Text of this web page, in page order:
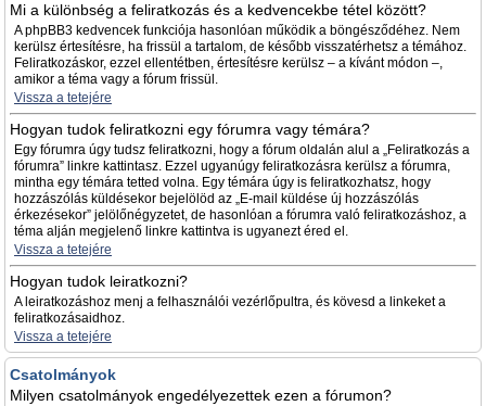
Mi a különbség a feliratkozás és a kedvencekbe tétel között?
A phpBB3 kedvencek funkciója hasonlóan működik a böngésződéhez. Nem
kerülsz értesítésre, ha frissül a tartalom, de később visszatérhetsz a témához.
Feliratkozáskor, ezzel ellentétben, értesítésre kerülsz – a kívánt módon –,
amikor a téma vagy a fórum frissül.
Vissza a tetejére
Hogyan tudok feliratkozni egy fórumra vagy témára?
Egy fórumra úgy tudsz feliratkozni, hogy a fórum oldalán alul a „Feliratkozás a
fórumra” linkre kattintasz. Ezzel ugyanúgy feliratkozásra kerülsz a fórumra,
mintha egy témára tetted volna. Egy témára úgy is feliratkozhatsz, hogy
hozzászólás küldésekor bejelölöd az „E-mail küldése új hozzászólás
érkezésekor” jelölőnégyzetet, de hasonlóan a fórumra való feliratkozáshoz, a
téma alján megjelenő linkre kattintva is ugyanezt éred el.
Vissza a tetejére
Hogyan tudok leiratkozni?
A leiratkozáshoz menj a felhasználói vezérlőpultra, és kövesd a linkeket a
feliratkozásaidhoz.
Vissza a tetejére
Csatolmányok
Milyen csatolmányok engedélyezettek ezen a fórumon?